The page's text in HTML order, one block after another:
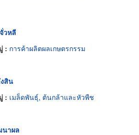
วหลี
: การค้าผลิตผลเกษตรกรรม
สิน
: เมล็ดพันธุ์, ต้นกล้าและหัวพืช
าผล